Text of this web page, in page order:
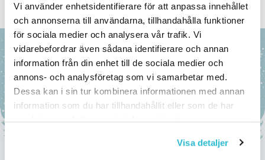
Vi använder enhetsidentifierare för att anpassa innehållet
och annonserna till användarna, tillhandahålla funktioner
för sociala medier och analysera vår trafik. Vi
vidarebefordrar även sådana identifierare och annan
information från din enhet till de sociala medier och
annons- och analysföretag som vi samarbetar med.
Dessa kan i sin tur kombinera informationen med annan
information som du har tillhandahållit eller som de har
samlat in när du har använt deras tjänster.
Visa detaljer